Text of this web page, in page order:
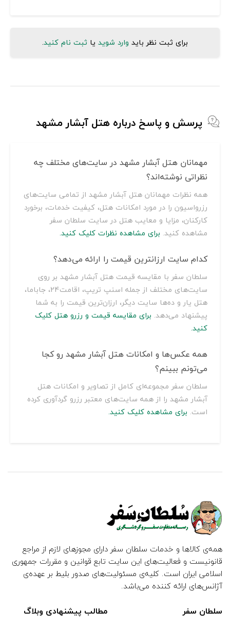
برای ثبت نظر باید وارد شوید یا ثبت نام کنید.
پرسش و پاسخ درباره هتل آبشار مشهد
مهمانان هتل آبشار مشهد در سایت‌های مختلف چه
نظراتی نوشته‌اند؟
همه نظرات مهمانان هتل آبشار مشهد از تمامی سایت‌های
رزرواسیون را در مورد امکانات هتل، کیفیت خدمات، برخورد
کارکنان، مزایا و معایب هتل در سایت سلطان سفر
مشاهده کنید. برای مشاهده نظرات کلیک کنید.
کدام سایت ارزانترین قیمت را ارائه می‌دهد؟
سلطان سفر با مقایسه قیمت هتل آبشار مشهد بر روی
سایت‌های مختلف از جمله اسنپ تریپ، اقامت24، جاباما،
هتل یار و ده‌ها سایت دیگر، ارزان‌ترین قیمت را به شما
پیشنهاد می‌دهد. برای مقایسه قیمت و رزرو هتل کلیک
کنید.
همه عکس‌ها و امکانات هتل آبشار مشهد رو کجا
می‌تونم ببینم؟
سلطان سفر مجموعه‌ای کامل از تصاویر و امکانات هتل
آبشار مشهد را از همه سایت‌های معتبر رزرو گردآوری کرده
است. برای مشاهده کلیک کنید.
همه‌ی کالاها و خدمات سلطان سفر دارای مجوزهای لازم از مراجع
قانونیست و فعالیت‌های این سایت تابع قوانین و مقررات جمهوری
اسلامی ایران است. کلیه‌ی مسئولیت‌های صدور بلیط بر عهده‌ی
آژانس‌های ارائه کننده می‌باشد.
سلطان سفر مطالب پیشنهادی وبلاگ